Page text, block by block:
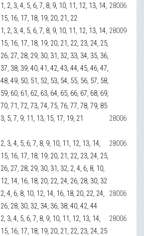
1, 2, 3, 4, 5, 6, 7, 8, 9, 10, 11, 12, 13, 14,
15, 16, 17, 18, 19, 20, 21, 22
28006
1, 2, 3, 4, 5, 6, 7, 8, 9, 10, 11, 12, 13, 14,
15, 16, 17, 18, 19, 20, 21, 22, 23, 24, 25,
26, 27, 28, 29, 30, 31, 32, 33, 34, 35, 36,
37, 38, 39, 40, 41, 42, 43, 44, 45, 46, 47,
48, 49, 50, 51, 52, 53, 54, 55, 56, 57, 58,
59, 60, 61, 62, 63, 64, 65, 66, 67, 68, 69,
70, 71, 72, 73, 74, 75, 76, 77, 78, 79, 85
28009
3, 5, 7, 9, 11, 13, 15, 17, 19, 21 28006
2, 3, 4, 5, 6, 7, 8, 9, 10, 11, 12, 13, 14,
15, 16, 17, 18, 19, 20, 21, 22, 23, 24, 25,
26, 27, 28, 29, 30, 31, 32, 2, 4, 6, 8, 10,
12, 14, 16, 18, 20, 22, 24, 26, 28, 30, 32
28006
2, 4, 6, 8, 10, 12, 14, 16, 18, 20, 22, 24,
26, 28, 30, 32, 34, 36, 38, 40, 42, 44
28006
2, 3, 4, 5, 6, 7, 8, 9, 10, 11, 12, 13, 14,
15, 16, 17, 18, 19, 20, 21, 22, 23, 24, 25
28006